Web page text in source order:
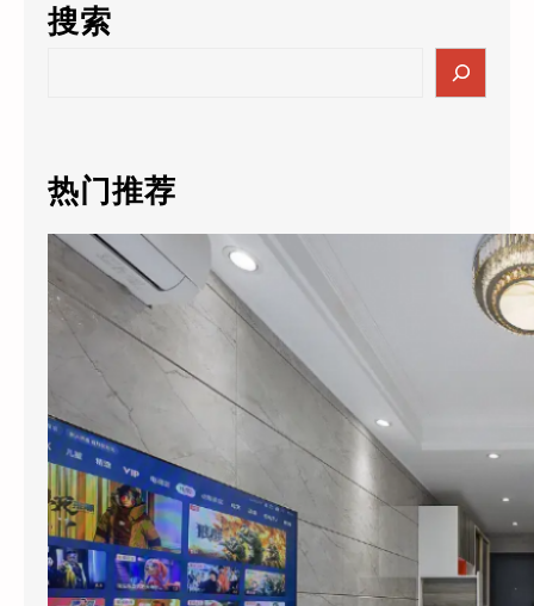
搜索
c
h
热门推荐